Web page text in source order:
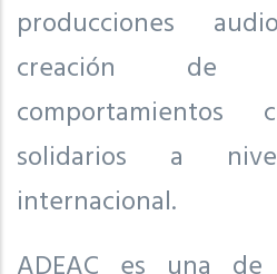
producciones
creación de
comportamientos
solidarios a
internacional.